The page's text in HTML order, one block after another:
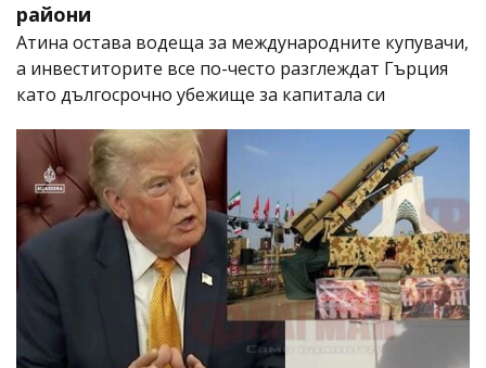
райони
Атина остава водеща за международните купувачи,
а инвеститорите все по-често разглеждат Гърция
като дългосрочно убежище за капитала си